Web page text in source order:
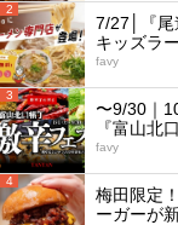
2
7/27│『尾
キッズラ
favy
3
〜9/30｜
『富山北
favy
4
梅田限定
ーガーが